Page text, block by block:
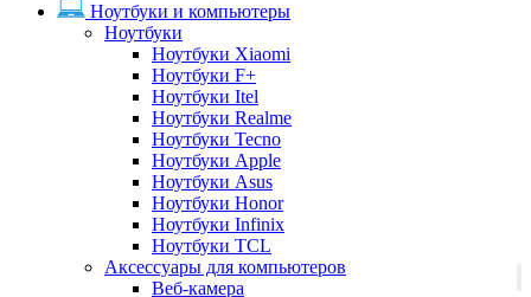
Ноутбуки и компьютеры
Ноутбуки
Ноутбуки Xiaomi
Ноутбуки F+
Ноутбуки Itel
Ноутбуки Realme
Ноутбуки Tecno
Ноутбуки Apple
Ноутбуки Asus
Ноутбуки Honor
Ноутбуки Infinix
Ноутбуки TCL
Аксессуары для компьютеров
Веб-камера